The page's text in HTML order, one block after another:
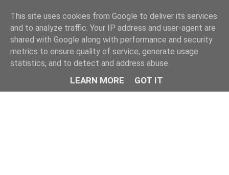
This site uses cookies from Google to deliver its services
and to analyze traffic. Your IP address and user-agent are
shared with Google along with performance and security
metrics to ensure quality of service, generate usage
statistics, and to detect and address abuse.
LEARN MORE GOT IT